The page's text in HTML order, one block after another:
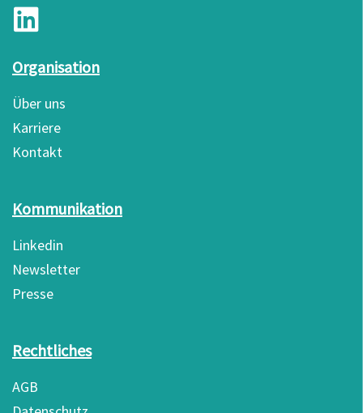
Organisation
Über uns
Karriere
Kontakt
Kommunikation
Linkedin
Newsletter
Presse
Rechtliches
AGB